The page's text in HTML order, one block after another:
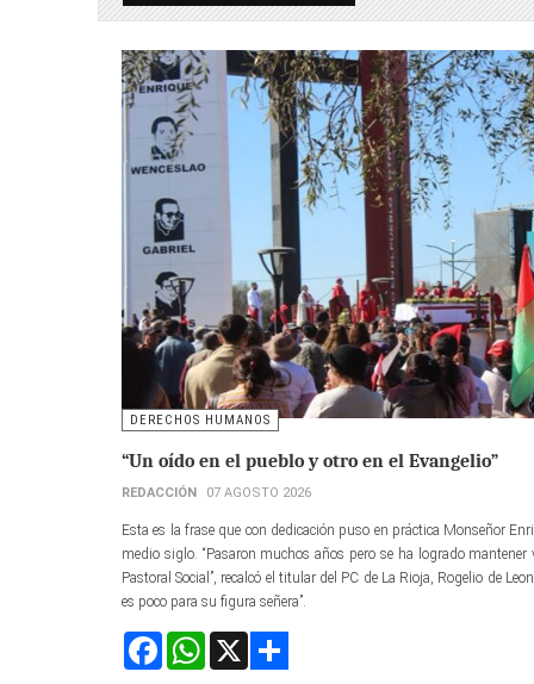
DERECHOS HUMANOS
“Un oído en el pueblo y otro en el Evangelio”
REDACCIÓN 07 AGOSTO 2026
Esta es la frase que con dedicación puso en práctica Monseñor
medio siglo. “Pasaron muchos años pero se ha logrado
Pastoral Social”, recalcó el titular del PC de La Rioja, Rogelio de
es poco para su figura señera”.
FacebookWhatsApp